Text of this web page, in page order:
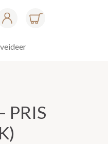
PRIS